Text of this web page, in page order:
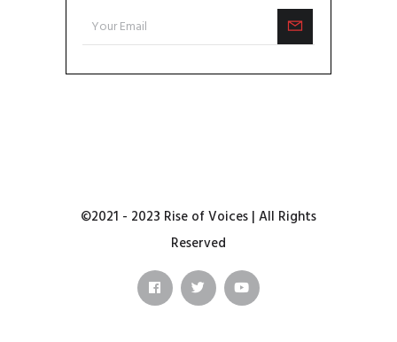
©2021 - 2023 Rise of Voices | All Rights
Reserved